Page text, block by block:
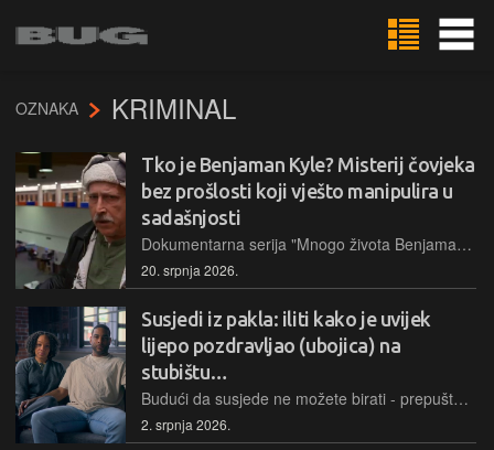
OZNAKA KRIMINAL
Tko je Benjaman Kyle? Misterij čovjeka
bez prošlosti koji vješto manipulira u
sadašnjosti
Dokumentarna serija "Mnogo života Benjamana Kylea" istražuje zagonetan slučaj čovjeka pronađenog s amnezijom, no istraga ubrzo otkriva mrežu laži, mafijaške veze i neriješene zločine. Je li on žrtva ili vješt manipulator?
20. srpnja 2026.
Susjedi iz pakla: iliti kako je uvijek
lijepo pozdravljao (ubojica) na
stubištu…
Budući da susjede ne možete birati - prepušteni ste njihovoj krhkoj milosti ili pak radikalnoj nemilosti
2. srpnja 2026.